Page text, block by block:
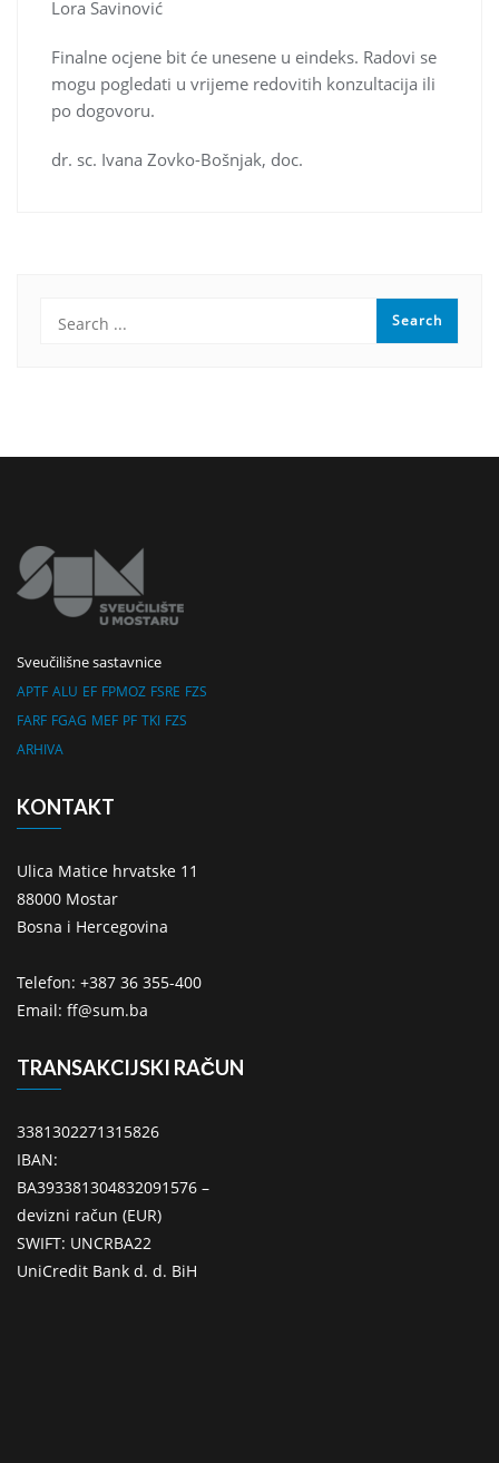
Lora Savinović
Finalne ocjene bit će unesene u eindeks. Radovi se
mogu pogledati u vrijeme redovitih konzultacija ili
po dogovoru.
dr. sc. Ivana Zovko-Bošnjak, doc.
Sveučilišne sastavnice
APTF ALU EF FPMOZ FSRE FZS
FARF FGAG MEF PF TKI FZS
ARHIVA
KONTAKT
Ulica Matice hrvatske 11
88000 Mostar
Bosna i Hercegovina
Telefon: +387 36 355-400
Email: ff@sum.ba
TRANSAKCIJSKI RAČUN
3381302271315826
IBAN:
BA393381304832091576 –
devizni račun (EUR)
SWIFT: UNCRBA22
UniCredit Bank d. d. BiH